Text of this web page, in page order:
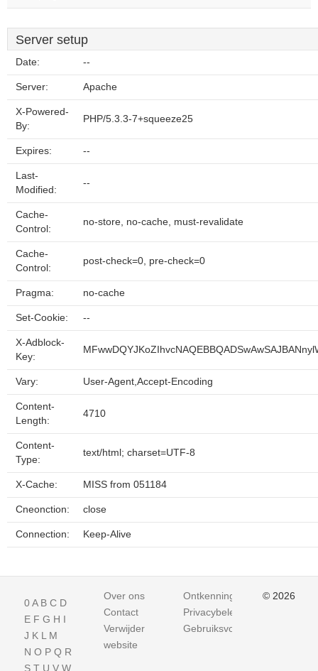
Server setup
Date: --
Server: Apache
X-Powered-
By:
PHP/5.3.3-7+squeeze25
Expires: --
Last-
Modified:
--
Cache-
Control:
no-store, no-cache, must-revalidate
Cache-
Control:
post-check=0, pre-check=0
Pragma: no-cache
Set-Cookie: --
X-Adblock-
Key:
Vary: User-Agent,Accept-Encoding
Content-
Length:
4710
Content-
Type:
text/html; charset=UTF-8
X-Cache: MISS from 051184
Cneonction: close
Connection: Keep-Alive
0A B C D
E F G H I
J K L M
N O P Q R
S T U V W
Over ons
Contact
Verwijder
website
Ontkenning
Privacybeleid
Gebruiksvoorwaarden
© 2026